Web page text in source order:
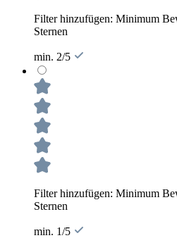
Filter hinzufügen: Minimum
Sternen
min. 2/5
Filter hinzufügen: Minimum
Sternen
min. 1/5